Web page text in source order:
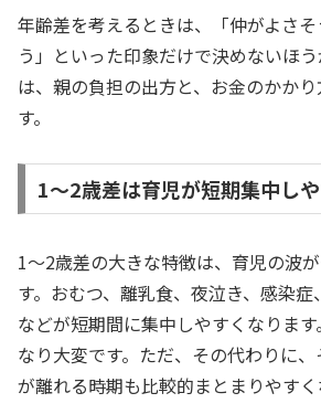
年齢差を考えるときは、「仲がよさ
う」といった印象だけで決めないほ
は、親の負担の出方と、お金のかか
す。
1〜2歳差は育児が短期集中し
1〜2歳差の大きな特徴は、育児の波
す。おむつ、離乳食、夜泣き、感染
などが短期間に集中しやすくなりま
なり大変です。ただ、その代わりに
が離れる時期も比較的まとまりやすく